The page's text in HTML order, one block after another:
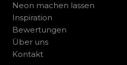
Neon machen lassen
Inspiration
Bewertungen
Über uns
Kontakt